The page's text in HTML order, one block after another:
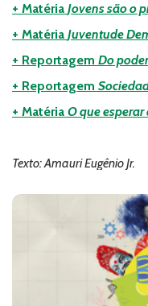
+ Matéria Jovens são o
+ Matéria Juventude
+ Reportagem Do
+ Reportagem
+ Matéria O que
Texto: Amauri Eugênio Jr.